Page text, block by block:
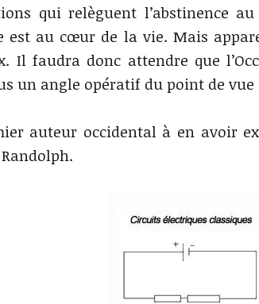
qui relèguent l’abstinence
est au cœur de la vie. Mais
Il faudra donc attendre que
un angle opératif du point de
auteur occidental à en avoir